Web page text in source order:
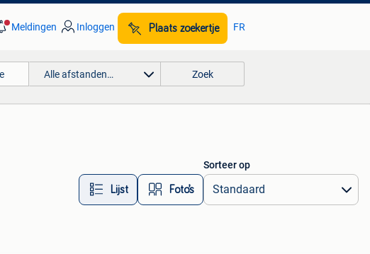
Meldingen Inloggen Plaats zoekertje FR
Alle afstanden… Zoek
Lijst Foto’s
Sorteer op